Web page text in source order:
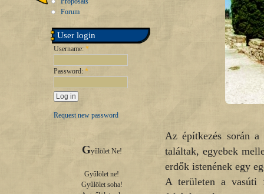
Forum
User login
Username: *
Password: *
Request new password
Gyűlölet Ne!
Gyűlölet ne!
Gyűlölet soha!
Az építkezés során a
találtak, egyebek
erdők istenének egy
A területen a vasúti